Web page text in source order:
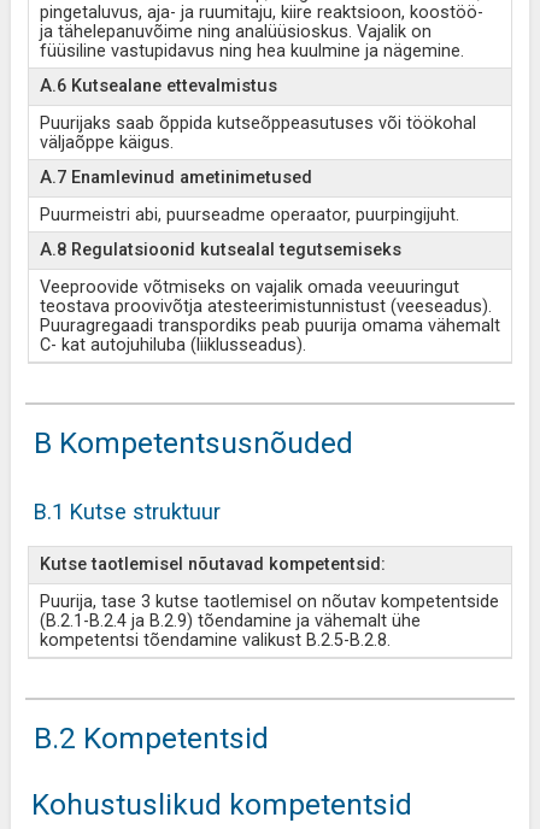
pingetaluvus, aja- ja ruumitaju, kiire reaktsioon, koostöö-
ja tähelepanuvõime ning analüüsioskus. Vajalik on
füüsiline vastupidavus ning hea kuulmine ja nägemine.
A.6 Kutsealane ettevalmistus
Puurijaks saab õppida kutseõppeasutuses või töökohal
väljaõppe käigus.
A.7 Enamlevinud ametinimetused
Puurmeistri abi, puurseadme operaator, puurpingijuht.
A.8 Regulatsioonid kutsealal tegutsemiseks
Veeproovide võtmiseks on vajalik omada veeuuringut
teostava proovivõtja atesteerimistunnistust (veeseadus).
Puuragregaadi transpordiks peab puurija omama vähemalt
C- kat autojuhiluba (liiklusseadus).
B Kompetentsusnõuded
B.1 Kutse struktuur
Kutse taotlemisel nõutavad kompetentsid:
Puurija, tase 3 kutse taotlemisel on nõutav kompetentside
(B.2.1-B.2.4 ja B.2.9) tõendamine ja vähemalt ühe
kompetentsi tõendamine valikust B.2.5-B.2.8.
B.2 Kompetentsid
Kohustuslikud kompetentsid